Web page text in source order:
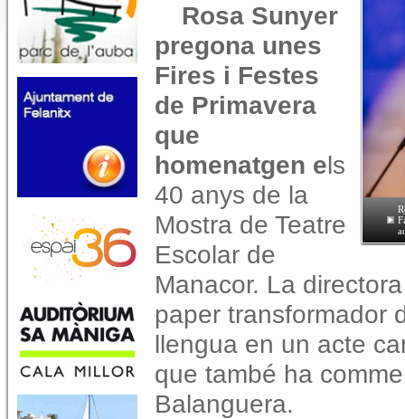
Rosa Sunyer
pregona unes
Fires i Festes
de Primavera
que
homenatgen els
40 anys de la
Mostra de Teatre
Escolar de
Manacor. La
paper transformador
llengua en un acte
que també ha
Balanguera.